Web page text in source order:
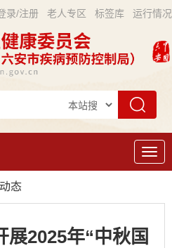
录/注册 老人专区 标签库 运行情况
导
态
展2025年“中秋国